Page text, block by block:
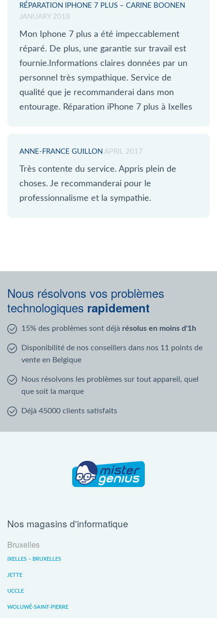
RÉPARATION IPHONE 7 PLUS – CARINE BOONEN
JANUARY 2018
Mon Iphone 7 plus a été impeccablement
réparé. De plus, une garantie sur travail est
fournie.Informations claires données par un
personnel très sympathique. Service de
qualité que je recommanderai dans mon
entourage. Réparation iPhone 7 plus à Ixelles
ANNE-FRANCE GUILLON APRIL 2017
Très contente du service. Appris plein de
choses. Je recommanderai pour le
professionnalisme et la sympathie.
Nous résolvons vos problèmes
technologiques rapidement
15% des problèmes sont déjà résolus en moins d'1h
Disponibilité de nos conseillers dans nos 11 points de
vente en Belgique
Nous résolvons les problèmes sur tout appareil, quel
que soit la marque
Déjà 45000 clients satisfaits
Nos magasins d'informatique
Bruxelles
IXELLES – BRUXELLES
JETTE
UCCLE
WOLUWÉ-SAINT-PIERRE